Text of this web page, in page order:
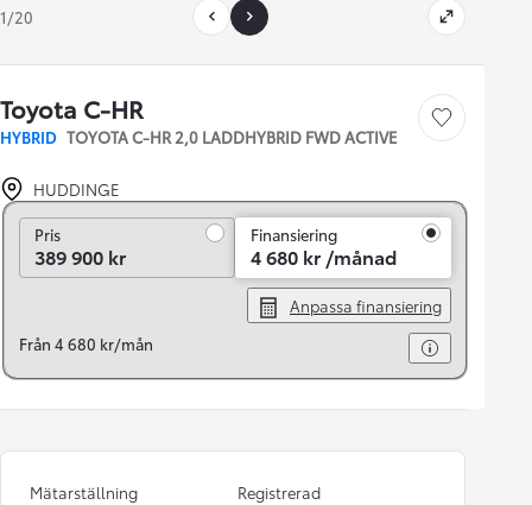
1/20
Toyota C-HR
HYBRID TOYOTA C-HR 2,0 LADDHYBRID FWD ACTIVE
Save car
HUDDINGE
PrisPris
389 900 kr
Finansiering
4 680 kr /månad
Anpassa finansiering
Från 4 680 kr/mån
Mätarställning
Registrerad